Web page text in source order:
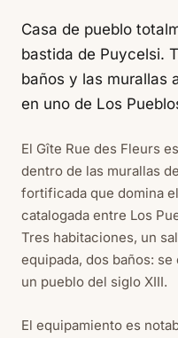
Casa de pueblo
bastida de Puycelsi.
baños y las murallas
en uno de Los
El Gîte Rue des Fleurs
dentro de las murallas
fortificada que domina
catalogada entre Los
Tres habitaciones, un
equipada, dos baños:
un pueblo del siglo XIII.
El equipamiento es